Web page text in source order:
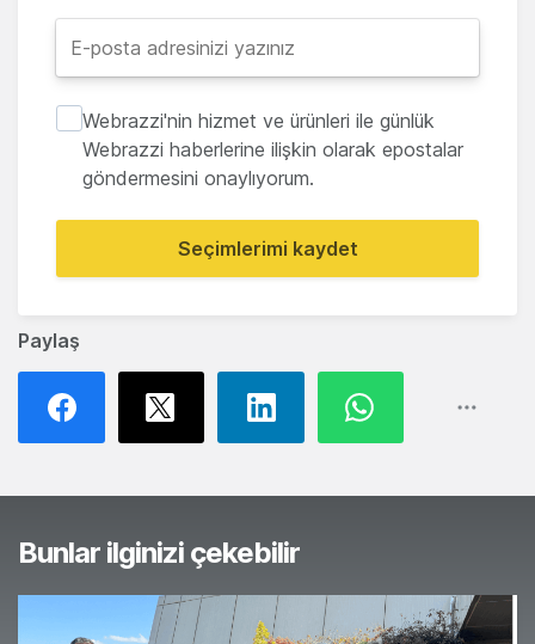
Paylaş
Webrazzi'nin hizmet ve ürünleri ile günlük
Webrazzi haberlerine ilişkin olarak epostalar
göndermesini onaylıyorum.
Seçimlerimi kaydet
Bunlar ilginizi çekebilir